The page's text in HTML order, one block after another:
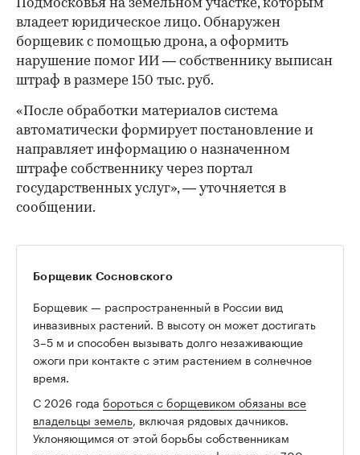
Подмосковья на земельном участке, которым
владеет юридическое лицо. Обнаружен
борщевик с помощью дрона, а оформить
нарушение помог ИИ — собственнику выписан
штраф в размере 150 тыс. руб.
«После обработки материалов система
автоматически формирует постановление и
направляет информацию о назначенном
штрафе собственнику через портал
государственных услуг», — уточняется в
сообщении.
00:00
Борщевик Сосновского
Борщевик — распространенный в России вид
инвазивных растений. В высоту он может достигать
3–5 м и способен вызывать долго незаживающие
ожоги при контакте с этим растением в солнечное
время.
С 2026 года бороться с борщевиком обязаны все
владельцы земель, включая рядовых дачников.
Уклоняющимся от этой борьбы собственникам